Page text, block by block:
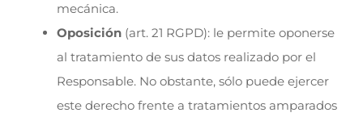
mecánica.
Oposición (art. 21 RGPD): le permite oponerse
al tratamiento de sus datos realizado por el
Responsable. No obstante, sólo puede ejercer
este derecho frente a tratamientos amparados